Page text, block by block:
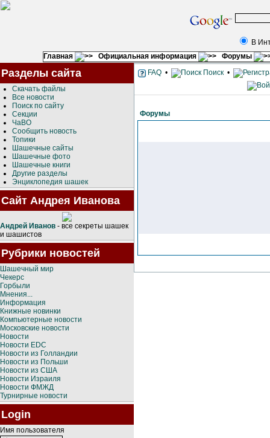
В
Главная
Официальная информация Форумы
Разделы сайта
Скачать файлы
Все новости
Поиск по сайту
Секции
ЧаВО
Сообщить новость
Топики
Шашечные сайты
Шашечные фото
Шашечные книги
Другие разделы
Энциклопедия шашек
Сайт Андрея Иванова
Андрей Иванов - все секреты шашек
и шашистов
Рубрики новостей
Шашечный мир
Чекерс
Горбыли
Мнения...
Информация
Книжные новинки
Компьютерные новости
Московские новости
Новости
Новости EDC
Новости из Голландии
Новости из Польши
Новости из США
Новости Израиля
Новости ФМЖД
Турнирные новости
Login
Имя пользователя
FAQ • Поиск •
Форумы